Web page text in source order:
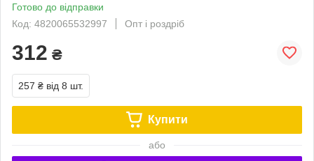
Готово до відправки
Код: 4820065532997
Опт і роздріб
312 ₴
257 ₴ від 8 шт.
Купити
або